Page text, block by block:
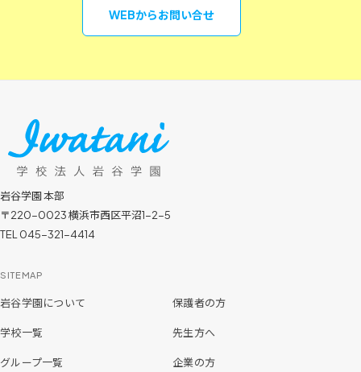
WEBからお問い合せ
岩谷学園 本部
〒220-0023 横浜市西区平沼1-2-5
TEL 045-321-4414
SITEMAP
岩谷学園について
学校一覧
グループ一覧
保護者の方
先生方へ
企業の方